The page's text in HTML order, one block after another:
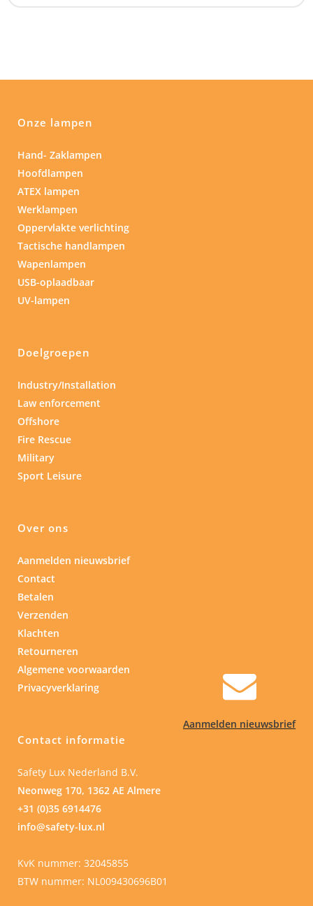
Aanmelden nieuwsbrief
Onze lampen
Hand- Zaklampen
Hoofdlampen
ATEX lampen
Werklampen
Oppervlakte verlichting
Tactische handlampen
Wapenlampen
USB-oplaadbaar
UV-lampen
Doelgroepen
Industry/Installation
Law enforcement
Offshore
Fire Rescue
Military
Sport Leisure
Over ons
Aanmelden nieuwsbrief
Contact
Betalen
Verzenden
Klachten
Retourneren
Algemene voorwaarden
Privacyverklaring
Contact informatie
Safety Lux Nederland B.V.
Neonweg 170, 1362 AE Almere
+31 (0)35 6914476
info@safety-lux.nl
KvK nummer: 32045855
BTW nummer: NL009430696B01